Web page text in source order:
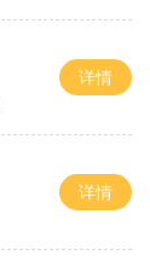
详情
详情